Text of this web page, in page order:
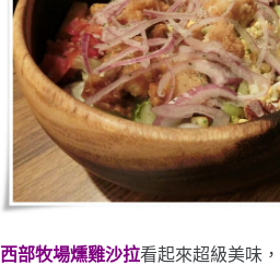
西部牧場燻雞沙拉看起來超級美味，